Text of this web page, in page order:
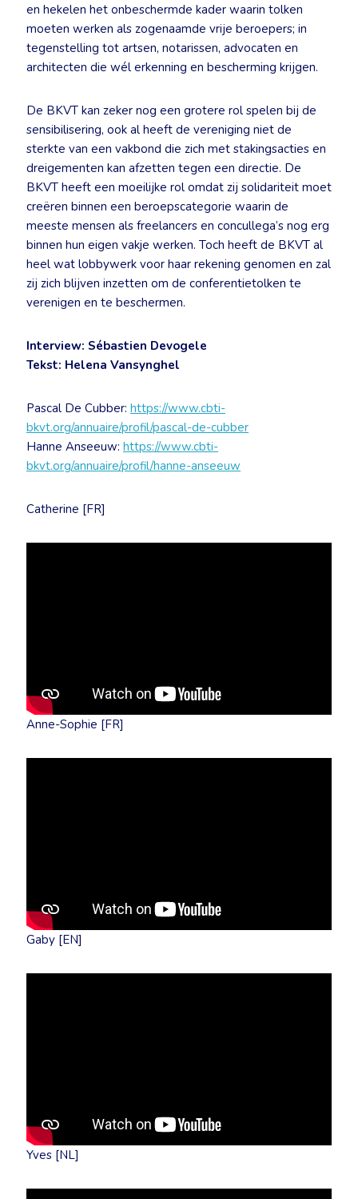
en hekelen het onbeschermde kader waarin tolken
moeten werken als zogenaamde vrije beroepers; in
tegenstelling tot artsen, notarissen, advocaten en
architecten die wél erkenning en bescherming krijgen.
De BKVT kan zeker nog een grotere rol spelen bij de
sensibilisering, ook al heeft de vereniging niet de
sterkte van een vakbond die zich met stakingsacties en
dreigementen kan afzetten tegen een directie. De
BKVT heeft een moeilijke rol omdat zij solidariteit moet
creëren binnen een beroepscategorie waarin de
meeste mensen als freelancers en concullega’s nog erg
binnen hun eigen vakje werken. Toch heeft de BKVT al
heel wat lobbywerk voor haar rekening genomen en zal
zij zich blijven inzetten om de conferentietolken te
verenigen en te beschermen.
Interview: Sébastien Devogele
Tekst: Helena Vansynghel
Pascal De Cubber: https://www.cbti-
bkvt.org/annuaire/profil/pascal-de-cubber
Hanne Anseeuw: https://www.cbti-
bkvt.org/annuaire/profil/hanne-anseeuw
Catherine [FR]
Anne-Sophie [FR]
Gaby [EN]
Yves [NL]